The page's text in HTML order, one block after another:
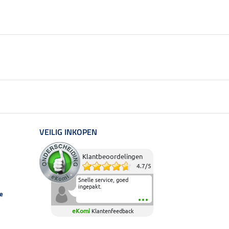
VEILIG INKOPEN
Klantbeoordelingen
4.7/5
Snelle service, goed
ingepakt.
eKomi Klantenfeedback